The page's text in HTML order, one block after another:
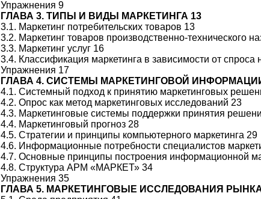
Упражнения 9
ГЛАВА 3. ТИПЫ И ВИДЫ МАРКЕТИНГА 13
3.1. Маркетинг потребительских товаров 13
3.2. Маркетинг товаров производственно-технического
3.3. Маркетинг услуг 16
3.4. Классификация маркетинга в зависимости от спроса
Упражнения 17
ГЛАВА 4. СИСТЕМЫ МАРКЕТИНГОВОЙ
4.1. Системный подход к принятию маркетинговых
4.2. Опрос как метод маркетинговых исследований 23
4.3. Маркетинговые системы поддержки принятия
4.4. Маркетинговый прогноз 28
4.5. Стратегии и принципы компьютерного маркетинга 29
4.6. Информационные потребности специалистов
4.7. Основные принципы построения информационной
4.8. Структура АРМ «МАРКЕТ» 34
Упражнения 35
ГЛАВА 5. МАРКЕТИНГОВЫЕ ИССЛЕДОВАНИЯ